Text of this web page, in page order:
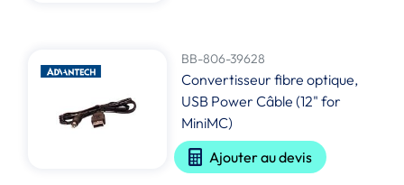
BB-806-39628
Convertisseur fibre optique,
USB Power Câble (12" for
MiniMC)
Ajouter au devis